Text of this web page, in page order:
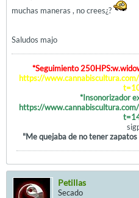
muchas maneras , no crees¿?
Saludos majo
*Seguimiento
https://
*Insonorizador
https://
"Me quejaba de no tener
Petillas
Secado